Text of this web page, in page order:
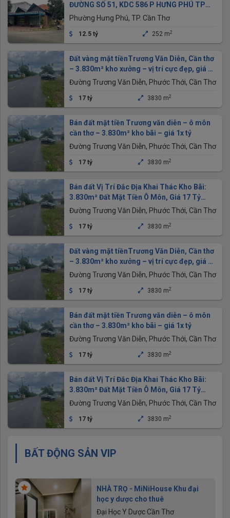
ĐƯỜNG SỐ 51, KDC 586 P HƯNG PHÚ TP
CẦN THƠ
Phường Hưng Phú, TP. Cần Thơ
12.5 tỷ 252 m2
Đất vàng mặt tiềnTrương Văn Diễn, Cần thơ
– 3.830m² kho xưởng – vị trí cực đẹp, giá ưu
đãi
Đường Trương Văn Diễn, Phước Thới, Cần Thơ
17 tỷ 3830 m2
Bán đất mặt tiền Trương văn diễn – ô môn
cần thơ – 3.830m² kho bãi – giá 1x tỷ
Đường Trương Văn Diễn, Phước Thới, Cần Thơ
17 tỷ 3830 m2
Bán đất Vị Trí Đắc Địa Khai Thác Kho Bãi:
3.830m² Đất Mặt Tiền Ô Môn, Giá 17 Tỷ
(thương lượng)
Đường Trương Văn Diễn, Phước Thới, Cần Thơ
17 tỷ 3830 m2
Đất vàng mặt tiềnTrương Văn Diễn, Cần thơ
– 3.830m² kho xưởng – vị trí cực đẹp, giá ưu
đãi
Đường Trương Văn Diễn, Phước Thới, Cần Thơ
17 tỷ 3830 m2
Bán đất mặt tiền Trương văn diễn – ô môn
cần thơ – 3.830m² kho bãi – giá 1x tỷ
Đường Trương Văn Diễn, Phước Thới, Cần Thơ
17 tỷ 3830 m2
Bán đất Vị Trí Đắc Địa Khai Thác Kho Bãi:
3.830m² Đất Mặt Tiền Ô Môn, Giá 17 Tỷ
(thương lượng)
Đường Trương Văn Diễn, Phước Thới, Cần Thơ
17 tỷ 3830 m2
BẤT ĐỘNG SẢN VIP
NHÀ TRỌ - MiNiHouse Khu đại
học y dược cho thuê
Đại Học Y Dược Cần Thơ